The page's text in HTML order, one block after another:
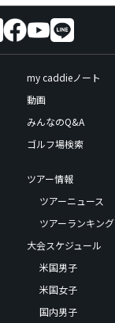
my caddieノート
動画
みんなのQ&A
ゴルフ場検索
ツアー情報
ツアーニュース
ツアーランキング
大会スケジュール
米国男子
米国女子
国内男子